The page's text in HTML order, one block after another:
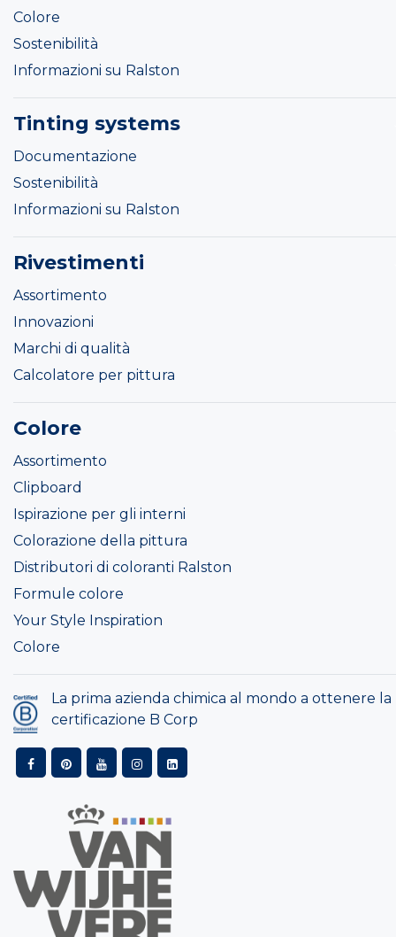
Colore
Sostenibilità
Informazioni su Ralston
Tinting systems
Documentazione
Sostenibilità
Informazioni su Ralston
Rivestimenti
Assortimento
Innovazioni
Marchi di qualità
Calcolatore per pittura
Colore
Assortimento
Clipboard
Ispirazione per gli interni
Colorazione della pittura
Distributori di coloranti Ralston
Formule colore
Your Style Inspiration
Colore
La prima azienda chimica al mondo a ottenere la
certificazione B Corp